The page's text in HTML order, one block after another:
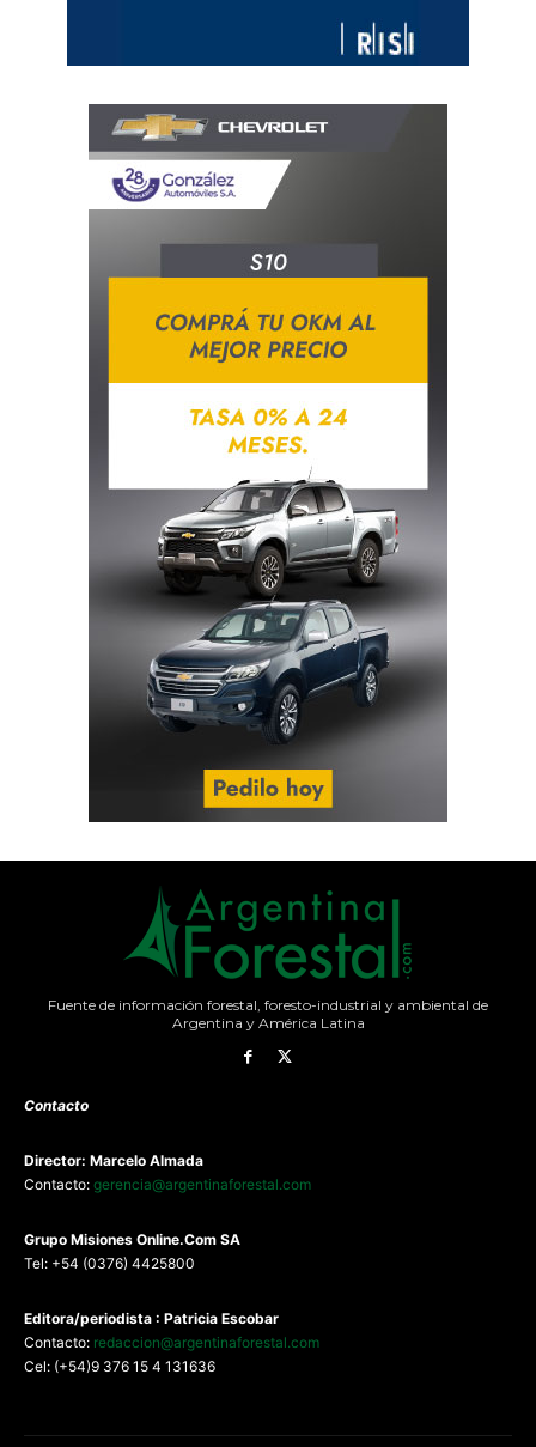
Fuente de información forestal, foresto-industrial y ambiental de
Argentina y América Latina
Contacto
Director: Marcelo Almada
Contacto: gerencia@argentinaforestal.com
Grupo Misiones Online.Com SA
Tel: +54 (0376) 4425800
Editora/periodista : Patricia Escobar
Contacto: redaccion@argentinaforestal.com
Cel: (+54)9 376 15 4 131636